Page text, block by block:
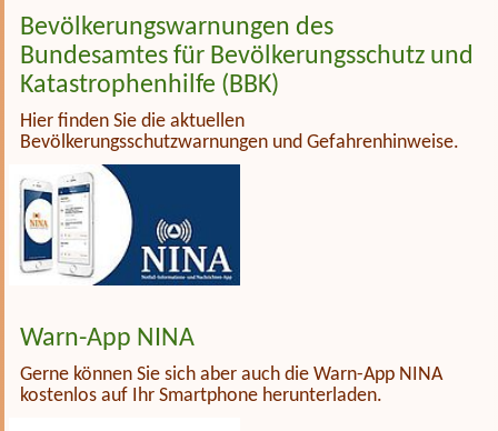
Bevölkerungswarnungen des
Bundesamtes für Bevölkerungsschutz und
Katastrophenhilfe (BBK)
Hier finden Sie die aktuellen
Bevölkerungsschutzwarnungen und Gefahrenhinweise.
Warn-App NINA
Gerne können Sie sich aber auch die Warn-App NINA
kostenlos auf Ihr Smartphone herunterladen.